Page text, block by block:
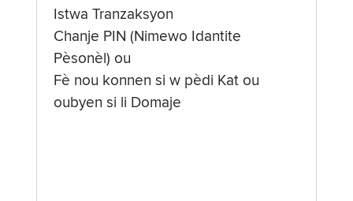
Istwa Tranzaksyon
Chanje PIN (Nimewo Idantite
Pèsonèl) ou
Fè nou konnen si w pèdi Kat ou
oubyen si li Domaje